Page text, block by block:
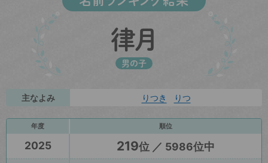
律月
男の子
主なよみ りつき りつ
年度 順位
2025 219位 ／ 5986位中